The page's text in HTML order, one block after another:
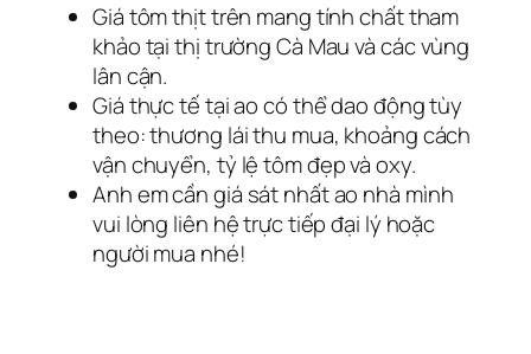
Giá tôm thịt trên mang tính chất tham
khảo tại thị trường Cà Mau và các vùng
lân cận.
Giá thực tế tại ao có thể dao động tùy
theo: thương lái thu mua, khoảng cách
vận chuyển, tỷ lệ tôm đẹp và oxy.
Anh em cần giá sát nhất ao nhà mình
vui lòng liên hệ trực tiếp đại lý hoặc
người mua nhé!